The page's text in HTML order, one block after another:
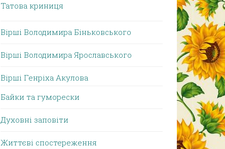
Татова криниця
Вірші Володимира Біньковського
Вірші Володимира Ярославського
Вірші Генріха Акулова
Байки та гуморески
Духовні заповіти
Життєві спостереження